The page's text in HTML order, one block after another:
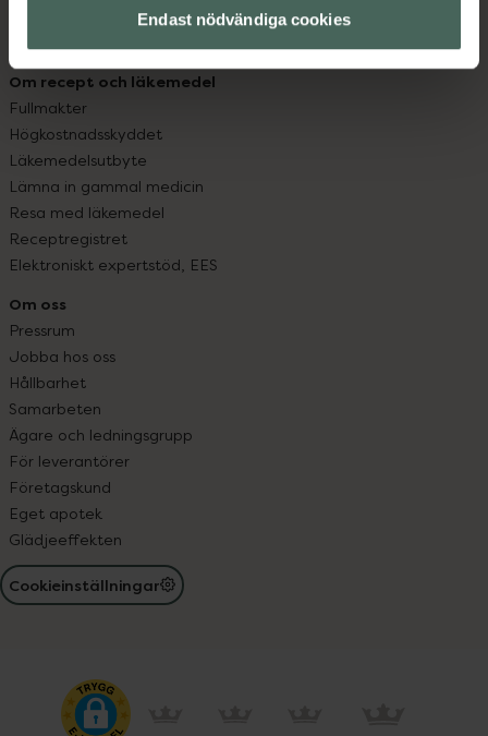
Endast nödvändiga cookies
Om recept och läkemedel
Fullmakter
Högkostnadsskyddet
Läkemedelsutbyte
Lämna in gammal medicin
Resa med läkemedel
Receptregistret
Elektroniskt expertstöd, EES
Om oss
Pressrum
Jobba hos oss
Hållbarhet
Samarbeten
Ägare och ledningsgrupp
För leverantörer
Företagskund
Eget apotek
Glädjeeffekten
Cookieinställningar